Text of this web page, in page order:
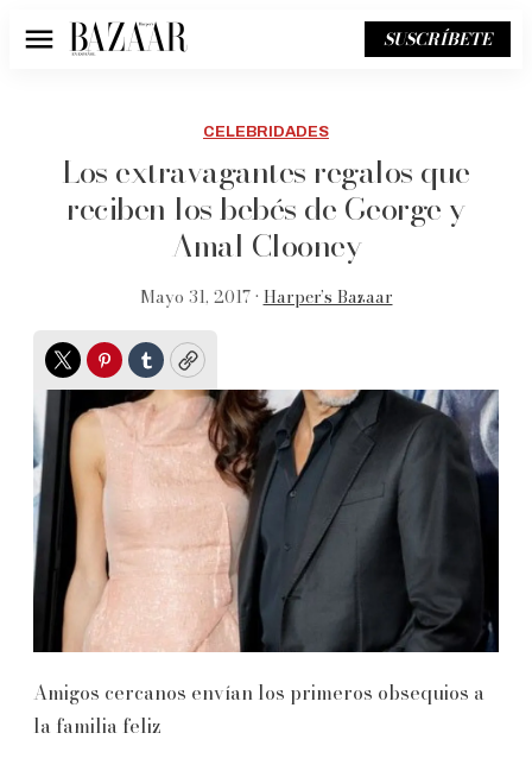
Menú SUSCRÍBETE
CELEBRIDADES
Los extravagantes regalos que
reciben los bebés de George y
Amal Clooney
Mayo 31, 2017 • Harper’s Bazaar
TwitterPinterest
TumblrCopy
Amigos cercanos envían los primeros obsequios a
la familia feliz